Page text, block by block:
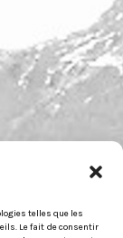
telles que les
Le fait de consentir